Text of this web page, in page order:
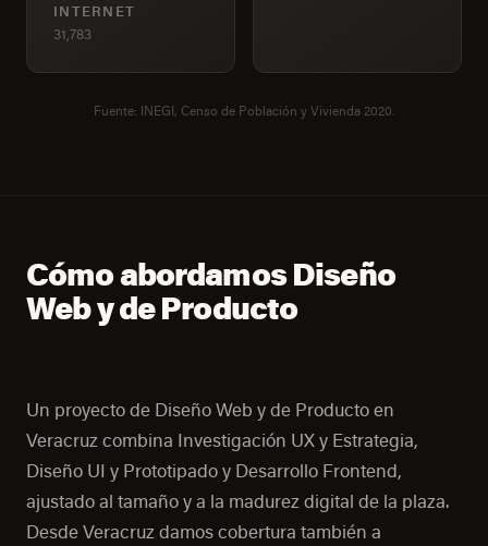
INTERNET
31,783
Fuente: INEGI, Censo de Población y Vivienda 2020.
Cómo abordamos Diseño
Web y de Producto
Un proyecto de Diseño Web y de Producto en
Veracruz combina Investigación UX y Estrategia,
Diseño UI y Prototipado y Desarrollo Frontend,
ajustado al tamaño y a la madurez digital de la plaza.
Desde Veracruz damos cobertura también a